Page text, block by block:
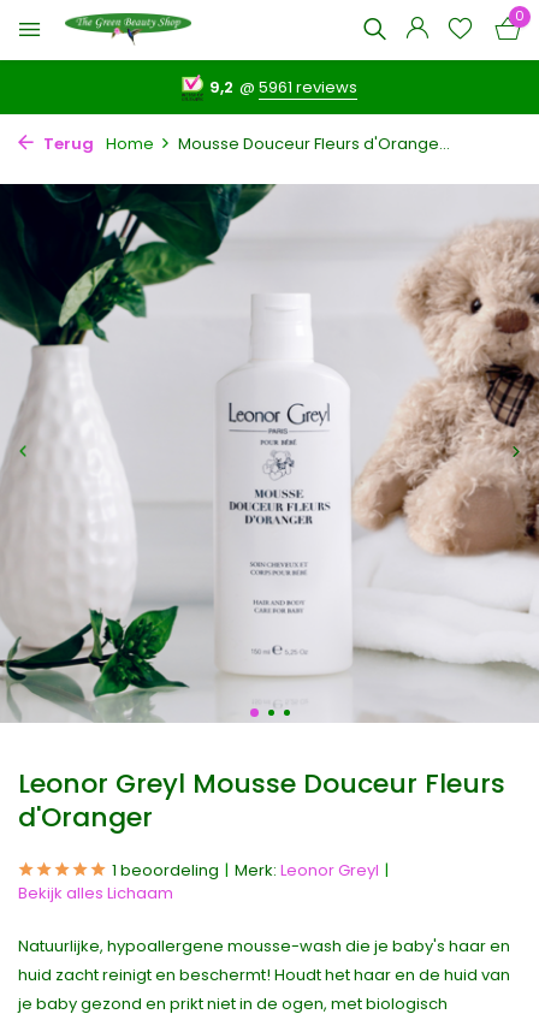
0
9,2 @5961 reviews
Terug Home Mousse Douceur Fleurs d'Orange...
Leonor Greyl Mousse Douceur Fleurs
d'Oranger
1 beoordeling Merk: Leonor Greyl
Bekijk alles Lichaam
Natuurlijke, hypoallergene mousse-wash die je baby's haar en
huid zacht reinigt en beschermt! Houdt het haar en de huid van
je baby gezond en prikt niet in de ogen, met biologisch